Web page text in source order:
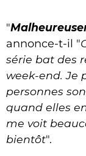
"
annonce-t-il "
série bat des
week-end. Je
personnes
quand elles
me voit
bientôt".